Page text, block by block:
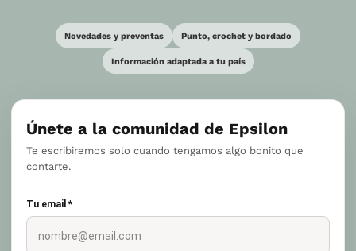
Novedades y preventas Punto, crochet y bordado
Información adaptada a tu país
Únete a la comunidad de Epsilon
Te escribiremos solo cuando tengamos algo bonito que
contarte.
Tu email *